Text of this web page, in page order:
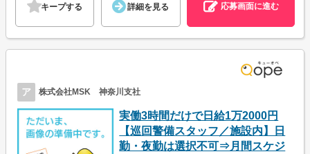
キープする 詳細を見る 応募画面に進む
ア 株式会社MSK 神奈川支社
実働3時間だけで日給1万2000円
【巡回警備スタッフ／施設内】日
勤・夜勤は選択不可⇒月間スケジ